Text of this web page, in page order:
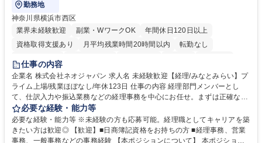
勤務地
神奈川県横浜市西区
業界未経験歓迎
副業・WワークOK
年間休日120日以上
資格取得支援あり
月平均残業時間20時間以内
転勤なし
未経験者歓迎
完全週休2日制
交通費支給 駅近5分以内 土日祝休み
服装自由
寮・社宅あり
仕事の内容
企業名 株式会社ネオジャパン 求人名 未経験歓迎【経理/みなとみらい】プ
ライム上場/残業ほぼなし/年休123日 仕事の内容 経理部門メンバーとし
て、仕訳入力や振込業務などの経理事務を中心にお任せ。まずは正確な入
力・確認業務からスタートし、既存メンバーと一緒に業務を進めながら段
階的に経理知識を身につけていただきます。 【具体的には】 ■社内稟議に
基づく仕訳入力 ■月末の振込業務 ■明細作成 ■伝票処理、記帳業務 ■既存
メンバーの業務サポート 【将来的には】 ■月次決算補助 ■四半期・年次決
必要な経験・能力等
必要な経験・能力等 ※未経験の方も応募可能。経理職としてキャリアを築
きたい方は歓迎◎ 【歓迎】■日商簿記資格をお持ちの方 ■経理事務、営業
事務、一般事務などの事務経験 【本ポジションについて】 本ポジション